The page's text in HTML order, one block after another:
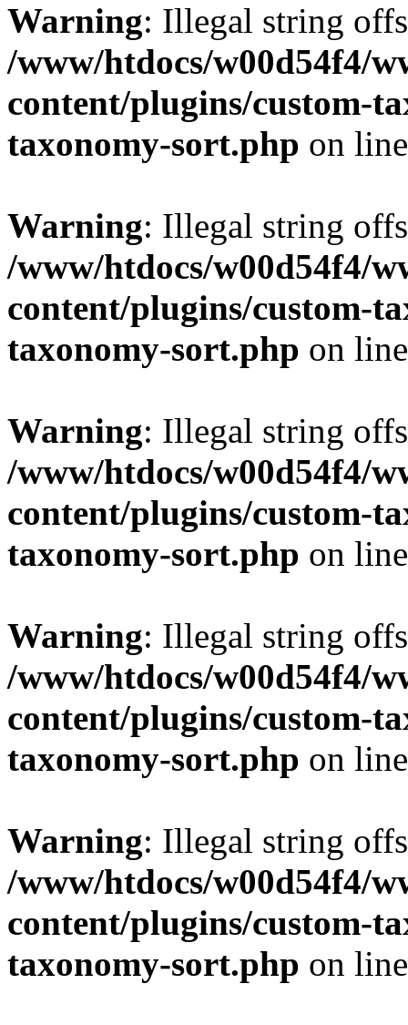
Warning: Illegal string
/www/htdocs/w00d54f4/
content/plugins/custom-
taxonomy-sort.php on
Warning: Illegal string
/www/htdocs/w00d54f4/
content/plugins/custom-
taxonomy-sort.php on
Warning: Illegal string
/www/htdocs/w00d54f4/
content/plugins/custom-
taxonomy-sort.php on
Warning: Illegal string
/www/htdocs/w00d54f4/
content/plugins/custom-
taxonomy-sort.php on
Warning: Illegal string
/www/htdocs/w00d54f4/
content/plugins/custom-
taxonomy-sort.php on